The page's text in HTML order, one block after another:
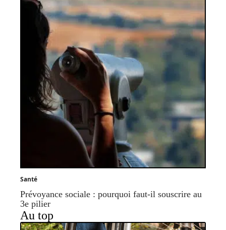
Santé
Prévoyance sociale : pourquoi faut-il souscrire au
3e pilier
Au top